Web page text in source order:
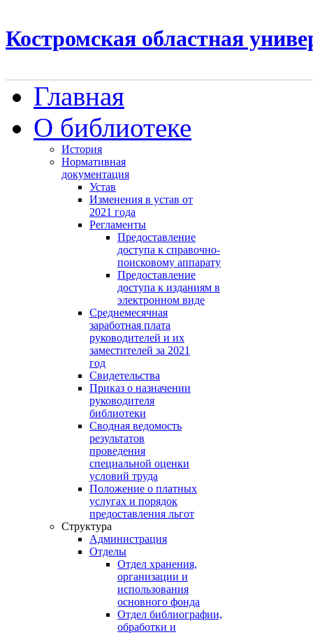
Костромская областная
Главная
О библиотеке
История
Нормативная
документация
Устав
Изменения в устав от
2021 года
Регламенты
Предоставление
доступа к справочно-
поисковому аппарату
Предоставление
доступа к изданиям в
электронном виде
Среднемесячная
заработная плата
руководителей и их
заместителей за 2021
год
Свидетельства
Приказ о назначении
руководителя
библиотеки
Сводная ведомость
результатов
проведения
специальной оценки
условий труда
Положение о платных
услугах и порядок
предоставления льгот
Структура
Администрация
Отделы
Отдел хранения,
организации и
использования
основного фонда
Отдел библиографии,
обработки и